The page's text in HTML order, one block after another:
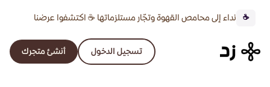
☕ نداء إلى محامص القهوة وتجّار مستلزماتها ☕ اكتشفوا عرضنا
الخاص 🔥
تسجيل الدخول
أنشئ متجرك